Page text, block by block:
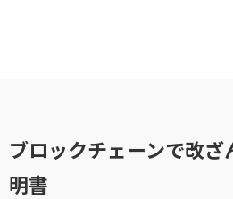
ブロックチェーンで改
明書